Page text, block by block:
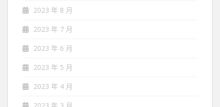
2023 年 8 月
2023 年 7 月
2023 年 6 月
2023 年 5 月
2023 年 4 月